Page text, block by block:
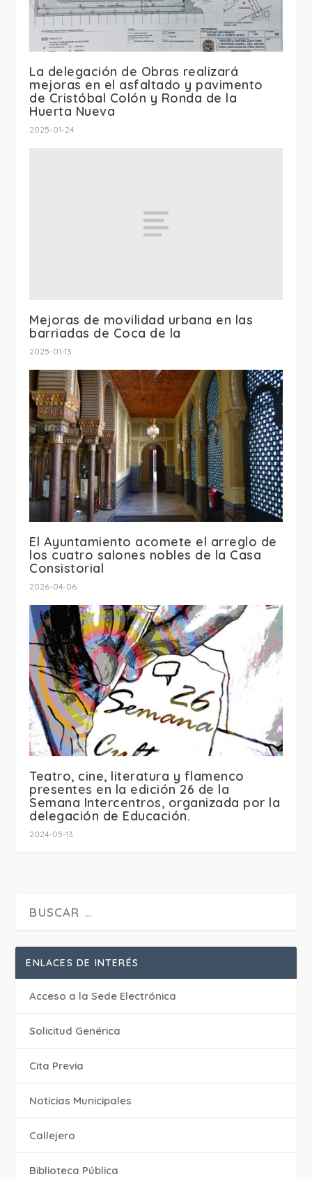
La delegación de Obras realizará
mejoras en el asfaltado y pavimento
de Cristóbal Colón y Ronda de la
Huerta Nueva
2025-01-24
Mejoras de movilidad urbana en las
barriadas de Coca de la
2025-01-13
El Ayuntamiento acomete el arreglo de
los cuatro salones nobles de la Casa
Consistorial
2026-04-06
Teatro, cine, literatura y flamenco
presentes en la edición 26 de la
Semana Intercentros, organizada por la
delegación de Educación.
2024-05-13
ENLACES DE INTERÉS
Acceso a la Sede Electrónica
Solicitud Genérica
Cita Previa
‎Noticias Municipales
Callejero
Biblioteca Pública